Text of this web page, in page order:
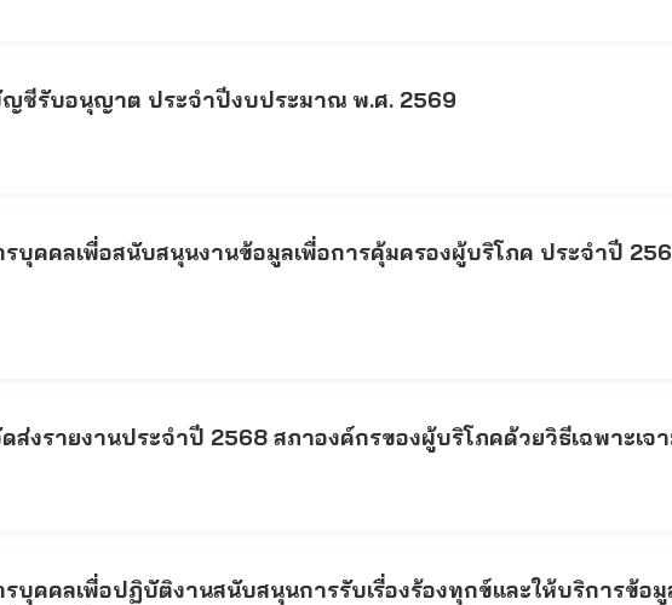
ญชีรับอนุญาต ประจำปีงบประมาณ พ.ศ. 2569
บุคคลเพื่อสนับสนุนงานข้อมูลเพื่อการคุ้มครองผู้บริโภค ประจำปี
งรายงานประจำปี 2568 สภาองค์กรของผู้บริโภคด้วยวิธีเฉพาะเจ
บุคคลเพื่อปฏิบัติงานสนับสนุนการรับเรื่องร้องทุกข์และให้บริการข้อ